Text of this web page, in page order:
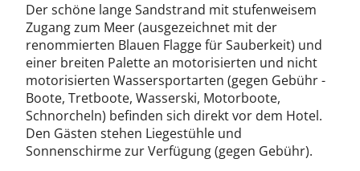
Der schöne lange Sandstrand mit stufenweisem
Zugang zum Meer (ausgezeichnet mit der
renommierten Blauen Flagge für Sauberkeit) und
einer breiten Palette an motorisierten und nicht
motorisierten Wassersportarten (gegen Gebühr -
Boote, Tretboote, Wasserski, Motorboote,
Schnorcheln) befinden sich direkt vor dem Hotel.
Den Gästen stehen Liegestühle und
Sonnenschirme zur Verfügung (gegen Gebühr).